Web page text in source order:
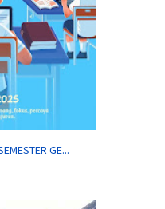
GE...